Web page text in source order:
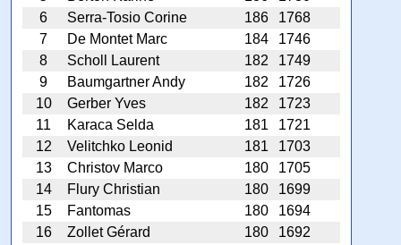
6
Serra-Tosio Corine 186
1768
7
De Montet Marc 184
1746
8
Scholl Laurent 182
1749
9
Baumgartner Andy 182
1726
10
Gerber Yves 182
1723
11
Karaca Selda 181
1721
12
Velitchko Leonid 181
1703
13
Christov Marco 180
1705
14
Flury Christian 180
1699
15
Fantomas 180
1694
16
Zollet Gérard 180
1692